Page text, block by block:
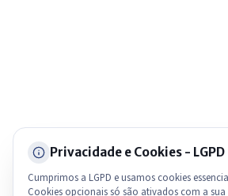
Privacidade e Cookies - LGPD
Cumprimos a LGPD e usamos cookies
Cookies opcionais só são ativados com a